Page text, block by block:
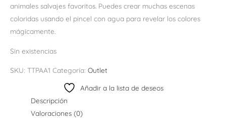
animales salvajes favoritos. Puedes crear muchas escenas
coloridas usando el pincel con agua para revelar los colores
mágicamente.
Sin existencias
SKU: TTPAA1 Categoría: Outlet
Añadir a la lista de deseos
Descripción
Valoraciones (0)